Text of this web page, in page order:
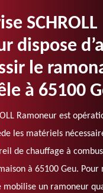
SCHROLL
dispose
le
à 65100
Ramoneur est
les matériels
de chauffage à
à 65100 Geu.
mobilise un ramoneur